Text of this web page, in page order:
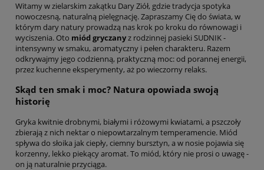
Witamy w zielarskim zakątku Dary Ziół, gdzie tradycja spotyka
nowoczesną, naturalną pielęgnację. Zapraszamy Cię do świata, w
którym dary natury prowadzą nas krok po kroku do równowagi i
wyciszenia. Oto miód gryczanyz rodzinnej pasieki SUDNIK -
intensywny w smaku, aromatyczny i pełen charakteru. Razem
odkrywajmy jego codzienną, praktyczną moc: od porannej energii,
przez kuchenne eksperymenty, aż po wieczorny relaks.
Skąd ten smak i moc? Natura opowiada swoją
historię
Gryka kwitnie drobnymi, białymi i różowymi kwiatami, a pszczoły
zbierają z nich nektar o niepowtarzalnym temperamencie. Miód
spływa do słoika jak ciepły, ciemny bursztyn, a w nosie pojawia się
korzenny, lekko piekący aromat. To miód, który nie prosi o uwagę -
on ją naturalnie przyciąga.